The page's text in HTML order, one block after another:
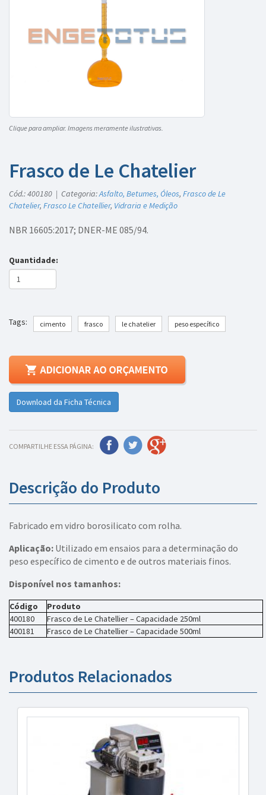
Clique para ampliar. Imagens meramente ilustrativas.
Frasco de Le Chatelier
Cód.: 400180 | Categoria:Asfalto, Betumes, Óleos, Frasco de Le
Chatelier, Frasco Le Chatellier, Vidraria e Medição
NBR 16605:2017; DNER-ME 085/94.
Quantidade:
Tags: cimento frasco le chatelier peso específico
Download da Ficha Técnica
COMPARTILHE ESSA PÁGINA:
Descrição do Produto
Fabricado em vidro borosilicato com rolha.
Aplicação: Utilizado em ensaios para a determinação do
peso específico de cimento e de outros materiais finos.
Disponível nos tamanhos:
Código
Produto
400180
Frasco de Le Chatellier – Capacidade 250ml
400181
Frasco de Le Chatellier – Capacidade 500ml
Produtos Relacionados